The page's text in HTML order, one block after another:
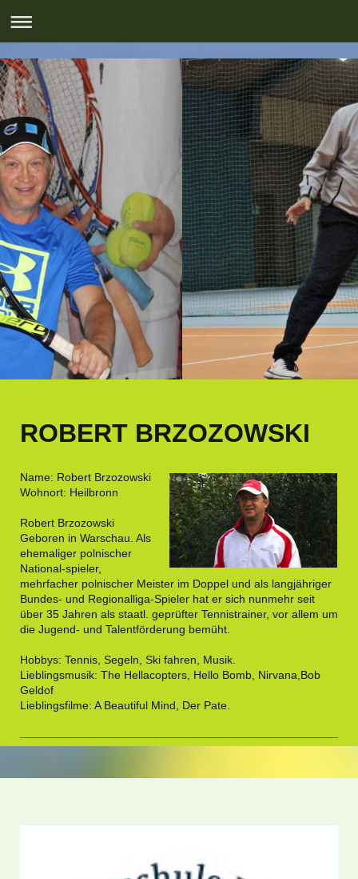
ROBERT BRZOZOWSKI
Name: Robert Brzozowski
Wohnort: Heilbronn
Robert Brzozowski
Geboren in Warschau. Als
ehemaliger polnischer
National-spieler,
mehrfacher polnischer Meister im Doppel und als langjähriger
Bundes- und Regionalliga-Spieler hat er sich nunmehr seit
über 35 Jahren als staatl. geprüfter Tennistrainer, vor allem um
die Jugend- und Talentförderung bemüht.
Hobbys: Tennis, Segeln, Ski fahren, Musik.
Lieblingsmusik: The Hellacopters, Hello Bomb, Nirvana,Bob
Geldof
Lieblingsfilme: A Beautiful Mind, Der Pate.